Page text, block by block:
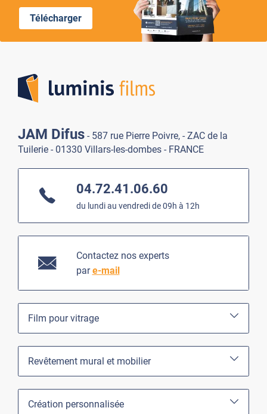
Télécharger
JAM Difus - 587 rue Pierre Poivre, - ZAC de la
Tuilerie - 01330 Villars-les-dombes - FRANCE
04.72.41.06.60
du lundi au vendredi de 09h à 12h
Contactez nos experts
pare-mail
Film pour vitrage
Revêtement mural et mobilier
Création personnalisée